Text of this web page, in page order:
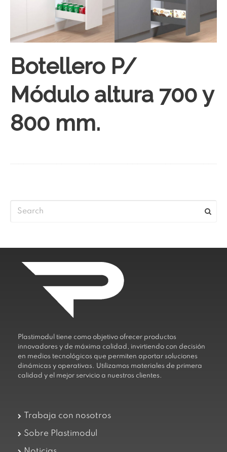
Botellero P/
Módulo altura 700 y
800 mm.
Plastimodul tiene como objetivo ofrecer productos
innovadores y de máxima calidad, invirtiendo con decisión
en medios tecnológicos que permiten aportar soluciones
dinámicas y operativas. Utilizamos materiales de primera
calidad y el mejor servicio a nuestros clientes.
Trabaja con nosotros
Sobre Plastimodul